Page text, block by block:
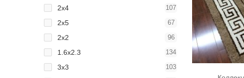
2x4 107
2x5 67
2x2 96
1.6x2.3 134
3x3 103